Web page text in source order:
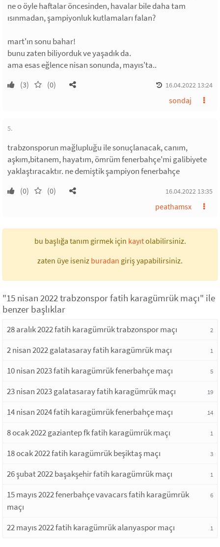
ne o öyle haftalar öncesinden, havalar bile daha tam
ısınmadan, şampiyonluk kutlamaları falan?
mart'ın sonu bahar!
bunu zaten biliyorduk ve yaşadık da.
ama esas eğlence nisan sonunda, mayıs'ta..
(3) (0) 16.04.2022 13:24
sondaj
5.
trabzonsporun mağlupluğu ile sonuçlanacak, canım,
aşkım,bitanem, hayatım, ömrüm fenerbahçe'mi galibiyete
yaklaştıracaktır. ne demiştik şampiyon fenerbahçe
(0) (0) 16.04.2022 13:35
peathamsx
bu başlığa tanım girmek için kayıtolabilirsiniz.
zaten üye iseniz buradan giriş yapabilirsiniz.
"15 nisan 2022 trabzonspor fatih karagümrük maçı" ile
benzer başlıklar
28 aralık 2022 fatih karagümrük trabzonspor maçı 2
2 nisan 2022 galatasaray fatih karagümrük maçı 1
10 nisan 2023 fatih karagümrük fenerbahçe maçı 5
23 nisan 2023 galatasaray fatih karagümrük maçı 19
14 nisan 2024 fatih karagümrük fenerbahçe maçı 14
8 ocak 2022 gaziantep fk fatih karagümrük maçı 1
18 ocak 2022 fatih karagümrük beşiktaş maçı 3
26 şubat 2022 başakşehir fatih karagümrük maçı 1
15 mayıs 2022 fenerbahçe vavacars fatih karagümrük
maçı
6
22 mayıs 2022 fatih karagümrük alanyaspor maçı 1